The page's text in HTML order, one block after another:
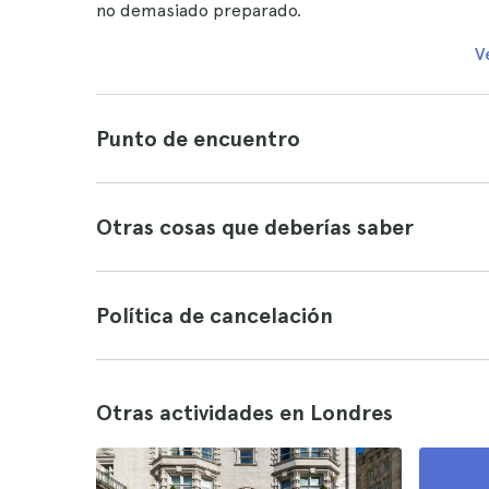
no demasiado preparado.
Punto de encuentro
Otras cosas que deberías saber
Política de cancelación
Otras actividades en Londres